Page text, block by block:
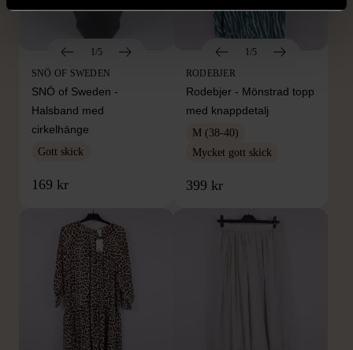
1/5
SNÖ OF SWEDEN
SNÖ of Sweden -
Halsband med
cirkelhänge
Gott skick
169 kr
1/5
RODEBJER
Rodebjer - Mönstrad topp
med knappdetalj
M (38-40)
Mycket gott skick
399 kr